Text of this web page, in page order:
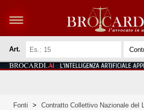
Art.
Fonti > Contratto Collettivo Nazionale del